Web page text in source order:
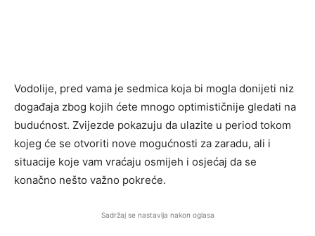
Vodolije, pred vama je sedmica koja bi mogla donijeti niz
događaja zbog kojih ćete mnogo optimističnije gledati na
budućnost. Zvijezde pokazuju da ulazite u period tokom
kojeg će se otvoriti nove mogućnosti za zaradu, ali i
situacije koje vam vraćaju osmijeh i osjećaj da se
konačno nešto važno pokreće.
Sadržaj se nastavlja nakon oglasa